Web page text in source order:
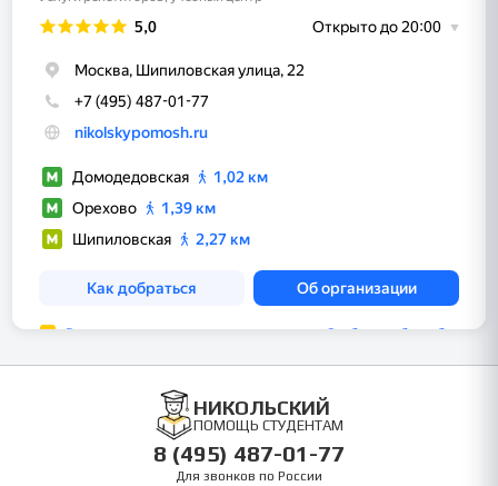
НИКОЛЬСКИЙ
ПОМОЩЬ СТУДЕНТАМ
8 (495) 487-01-77
Для звонков по России